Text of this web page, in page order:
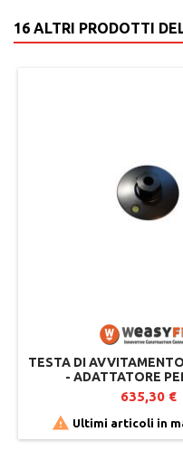
16 ALTRI PRODOTTI
TESTA DI
- ADATTATORE
FONDAZIONE -
635,30 €
 Ultimi articoli in